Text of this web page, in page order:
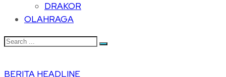
DRAKOR
OLAHRAGA
BERITA HEADLINE